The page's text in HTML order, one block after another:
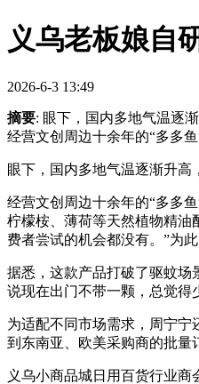
义乌老板娘自
2026-6-3 13:49
摘要: 眼下，国内多地气温逐
经营文创周边十余年的“多多
眼下，国内多地气温逐渐升高
经营文创周边十余年的“多多
柠檬桉、薄荷等天然植物精油
费者尝试的机会都没有。”为
据悉，这款产品打破了驱蚊场
说现在出门不带一颗，总觉得
为适配不同市场需求，周宁宁
到东南亚、欧美采购商的批量
义乌小商品城日用百货行业